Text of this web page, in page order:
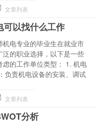
文章列表
可以找什么工作
机电专业的毕业生在就业市
泛的职业选择，以下是一些
虑的工作单位类型： 1. 机电
负责机电设备的安装、调试
文章列表
分析